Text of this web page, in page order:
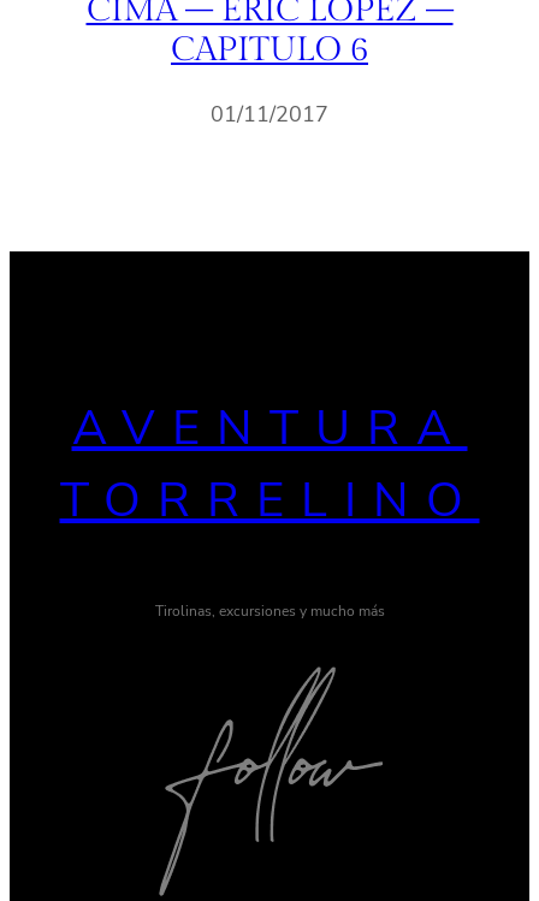
CIMA – ERIC LOPEZ –
CAPITULO 6
01/11/2017
AVENTURA
TORRELINO
Tirolinas, excursiones y mucho más